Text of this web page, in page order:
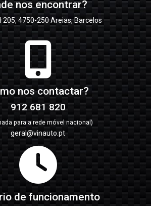
nos encontrar?
205, 4750-250 Areias, Barcelos
nos contactar?
912 681 820
para a rede móvel nacional)
geral@vinauto.pt
de funcionamento